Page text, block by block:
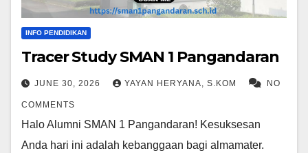
INFO PENDIDIKAN
Tracer Study SMAN 1 Pangandaran
JUNE 30, 2026 YAYAN HERYANA, S.KOM NO
COMMENTS
Halo Alumni SMAN 1 Pangandaran! Kesuksesan
Anda hari ini adalah kebanggaan bagi almamater.